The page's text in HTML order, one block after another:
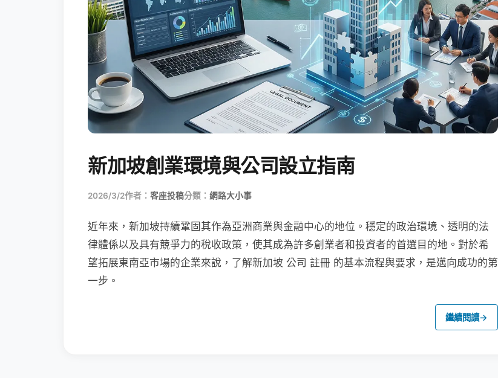
新加坡創業環境與公司設立指南
2026/3/2作者： 客座投稿分類： 網路大小事
近年來，新加坡持續鞏固其作為亞洲商業與金融中心的地位。穩定的政治環境、透明的法
律體係以及具有競爭力的稅收政策，使其成為許多創業者和投資者的首選目的地。對於希
望拓展東南亞市場的企業來說，了解新加坡 公司 註冊 的基本流程與要求，是邁向成功的第
一步。
繼續閱讀→